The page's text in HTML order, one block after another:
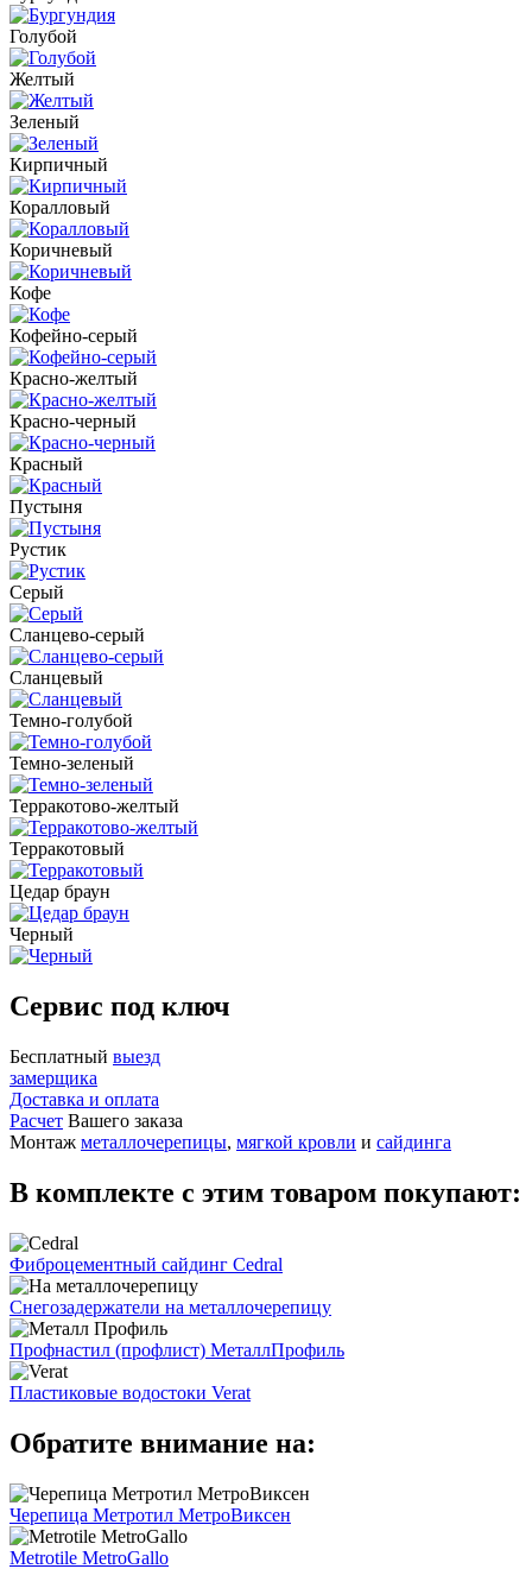
Голубой
Желтый
Зеленый
Кирпичный
Коралловый
Коричневый
Кофе
Кофейно-серый
Красно-желтый
Красно-черный
Красный
Пустыня
Рустик
Серый
Сланцево-серый
Сланцевый
Темно-голубой
Темно-зеленый
Терракотово-желтый
Терракотовый
Цедар браун
Черный
Сервис под ключ
Бесплатный выезд
замерщика
Доставка и оплата
Расчет Вашего заказа
Монтаж металлочерепицы, мягкой кровли и сайдинга
В комплекте с этим товаром покупают:
Фиброцементный сайдинг Cedral
Снегозадержатели на металлочерепицу
Профнастил (профлист) МеталлПрофиль
Пластиковые водостоки Verat
Обратите внимание на:
Черепица Метротил МетроВиксен
Metrotile MetroGallo